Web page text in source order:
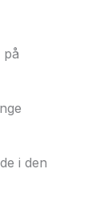
på
i den